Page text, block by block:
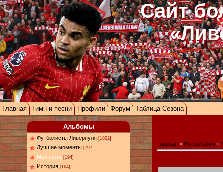
Сайт
Главная Гимн и песни Профили Форум Таблица Сезона
Альбомы
Футболисты Ливерпуля [1802]
Лучшие моменты [797]
Мои фото [194]
История [164]
Главная » Фотоальбом »